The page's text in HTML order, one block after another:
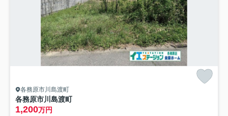
各務原市川島渡町
各務原市川島渡町
1,200万円